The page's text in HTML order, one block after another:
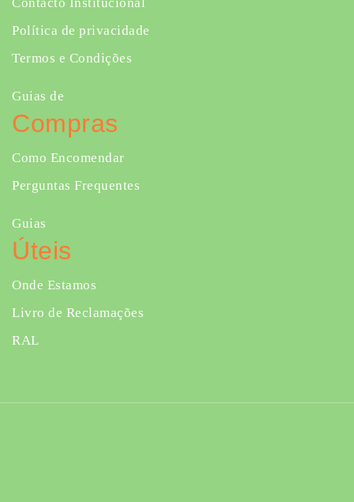
Política de privacidade
Termos e Condições
Guias de
Compras
Como Encomendar
Perguntas Frequentes
Guias
Úteis
Onde Estamos
Livro de Reclamações
RAL